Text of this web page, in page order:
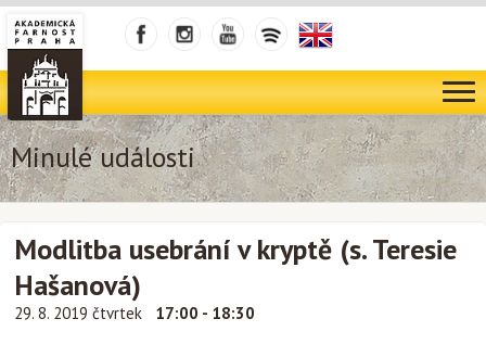
Minulé události
Modlitba usebrání v kryptě (s. Teresie
Hašanová)
29. 8. 2019 čtvrtek 17:00 - 18:30